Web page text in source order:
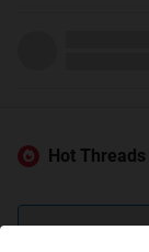
Hot Threads